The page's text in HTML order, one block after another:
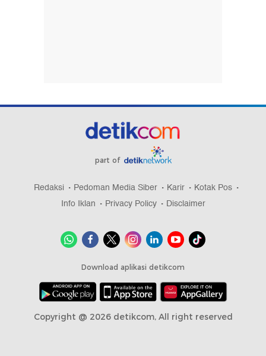
part of
Redaksi Pedoman Media Siber Karir
Kotak Pos
Info Iklan
Privacy Policy Disclaimer
Download aplikasi detikcom
Copyright @ 2026 detikcom, All right reserved